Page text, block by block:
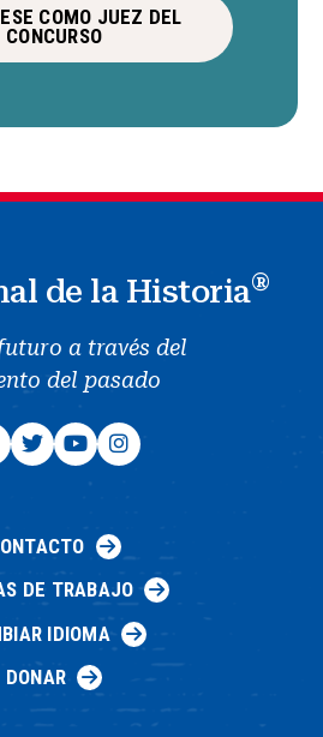
COMO JUEZ DEL
CONCURSO
de la Historia®
a través del
del pasado
DE TRABAJO
IDIOMA
DONAR